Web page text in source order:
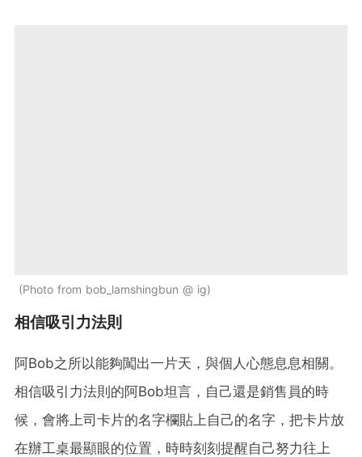
Photo from bob_lamshingbun @ ig
相信吸引力法則
阿Bob之所以能夠闖出一片天，與個人心態息息相關。
相信吸引力法則的阿Bob坦言，自己還是銷售員的時
候，會將上司卡片的名字欄貼上自己的名字，把卡片放
在辦工桌最顯眼的位置，時時刻刻提醒自己努力往上